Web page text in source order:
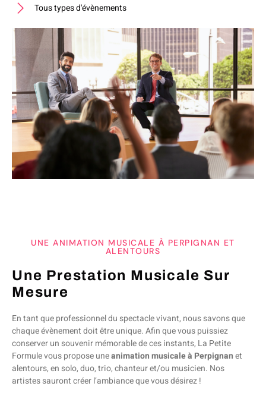
Tous types d'évènements
UNE ANIMATION MUSICALE À PERPIGNAN ET
ALENTOURS
Une Prestation Musicale Sur
Mesure
En tant que professionnel du spectacle vivant, nous savons que
chaque évènement doit être unique. Afin que vous puissiez
conserver un souvenir mémorable de ces instants, La Petite
Formule vous propose uneanimation musicale à Perpignanet
alentours, en solo, duo, trio, chanteur et/ou musicien. Nos
artistes sauront créer l’ambiance que vous désirez !